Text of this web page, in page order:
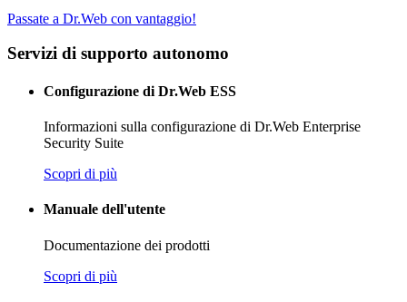
Passate a Dr.Web con vantaggio!
Servizi di supporto autonomo
Configurazione di Dr.Web ESS
Informazioni sulla configurazione di Dr.Web Enterprise
Security Suite
Scopri di più
Manuale dell'utente
Documentazione dei prodotti
Scopri di più